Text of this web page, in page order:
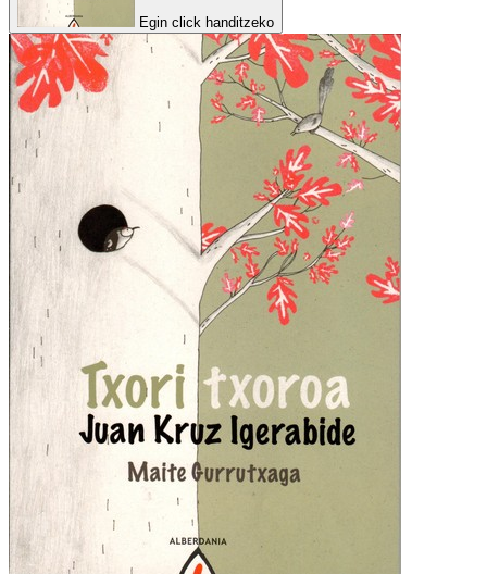
Egin click handitzeko